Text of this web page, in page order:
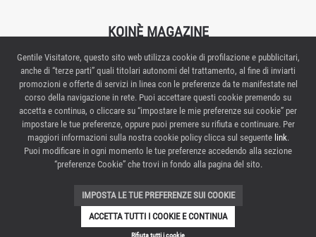
KOINÈ MAGAZINE
Proprietario/editore: Italian Exhibition Group S.p.A.
Autorizzazione del Tribunale di Rimini n.269 del 08/02/2018
Redazione: Via Emilia 155 – 47921 Rimini
Direttore responsabile: Elisabetta Vitali
Contattaci:
PRIVACY POLICY
PREFERENZE COOKIE
Gentile Visitatore, questo sito web utilizza cookie di profilazione e pubblicitari,
anche di “terze parti” quali titolari autonomi del trattamento, al fine di inviarti
promozioni e offerte di servizi in linea con le preferenze da te manifestate nel
corso della navigazione in rete. Puoi accettare questi cookie premendo su
accetta e continua, o cliccare su “impostare le mie preferenze sui cookie” per
impostare le tue preferenze, oppure puoi premere su rifiuta e continuare. Per
maggiori informazioni sulla nostra cookie policy clicca sul seguente link.
Puoi modificare in ogni momento le tue preferenze accedendo alla sezione
“preferenze Cookie” che trovi in fondo alla pagina del sito.
IMPOSTA LE TUE PREFERENZE SUI COOKIE
ACCETTA TUTTI I COOKIE E CONTINUA
Rifiuta tutti i cookie